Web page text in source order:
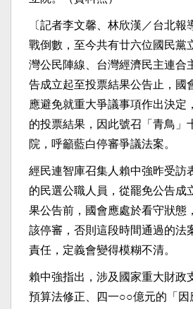
〔記者李文馨、林欣漢／台北報
戰倒數，至今共有廿六位國民黨
灣公民陣線、台灣經濟民主連合
告成立起至投票結果公告止，國
應避免就重大爭議事項作出決定
的投票結果，因此號召「青鳥」
院，呼籲藍白停審爭議法案。
經民連智庫召集人賴中強昨受訪
的民選公職人員，從罷免公告成
果公告前，國會應處於看守狀態
該停審，否則這段時間通過的法
責任，定義會變得模糊不清。
賴中強指出，涉及國家重大財政
預算法修正、四一○○億元的「因